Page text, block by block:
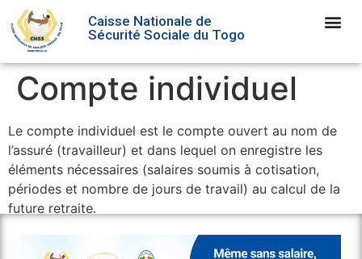
Caisse Nationale de
Sécurité Sociale du Togo
Compte individuel
Le compte individuel est le compte ouvert au nom de
l’assuré (travailleur) et dans lequel on enregistre les
éléments nécessaires (salaires soumis à cotisation,
périodes et nombre de jours de travail) au calcul de la
future retraite.